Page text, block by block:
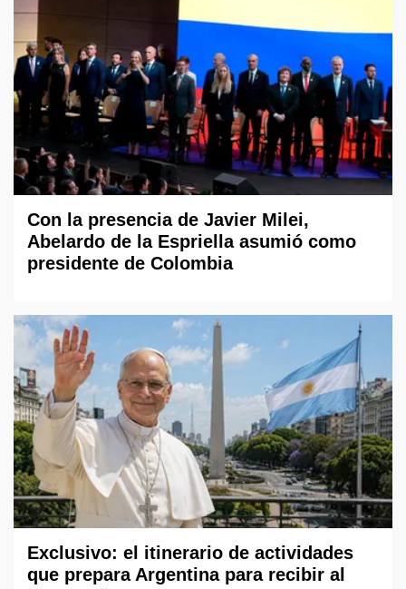
Con la presencia de Javier Milei,
Abelardo de la Espriella asumió como
presidente de Colombia
Exclusivo: el itinerario de actividades
que prepara Argentina para recibir al